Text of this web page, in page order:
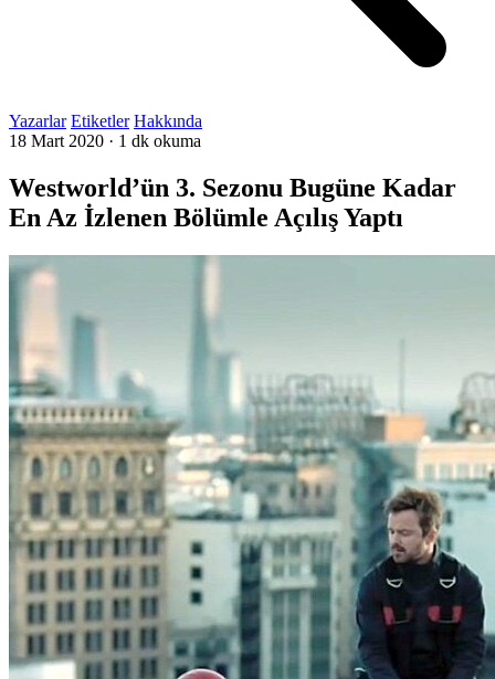
Yazarlar Etiketler Hakkında
18 Mart 2020 · 1 dk okuma
Westworld’ün 3. Sezonu Bugüne Kadar
En Az İzlenen Bölümle Açılış Yaptı